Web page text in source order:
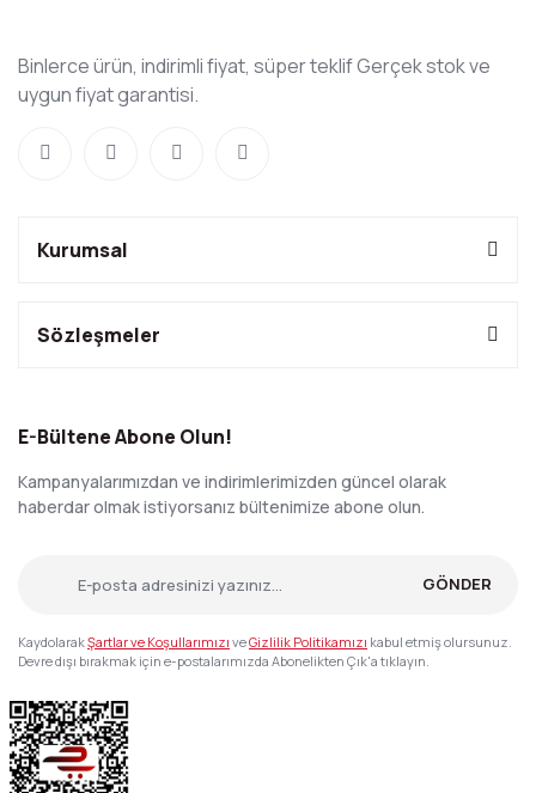
Binlerce ürün, indirimli fiyat, süper teklif Gerçek stok ve
uygun fiyat garantisi.
Kurumsal
Sözleşmeler
E-Bültene Abone Olun!
Kampanyalarımızdan ve indirimlerimizden güncel olarak
haberdar olmak istiyorsanız bültenimize abone olun.
GÖNDER
KaydolarakŞartlar ve Koşullarımızı veGizlilik Politikamızı kabul etmiş olursunuz.
Devre dışı bırakmak için e-postalarımızda Abonelikten Çık'a tıklayın.